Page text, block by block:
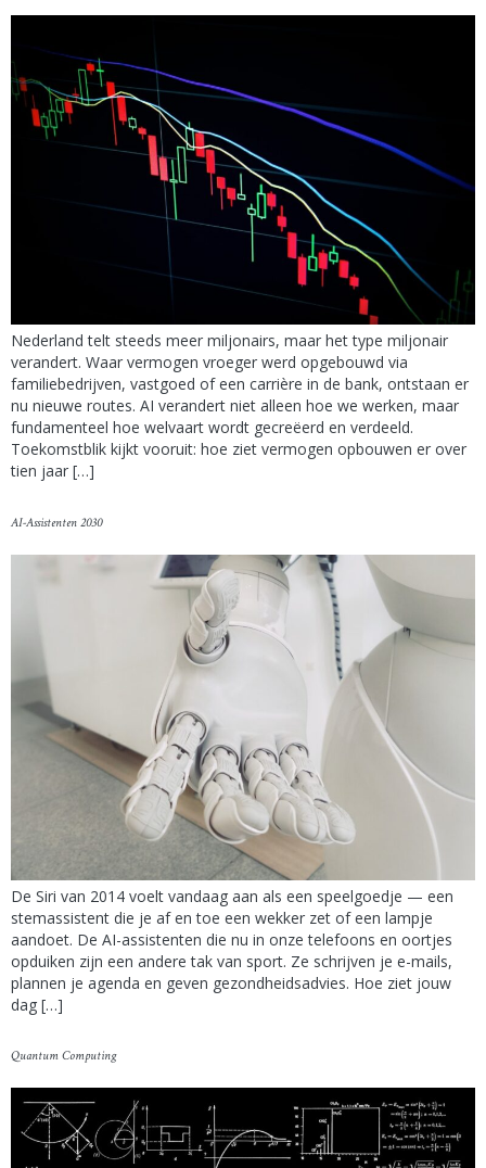
Nederland telt steeds meer miljonairs, maar het type miljonair
verandert. Waar vermogen vroeger werd opgebouwd via
familiebedrijven, vastgoed of een carrière in de bank, ontstaan er
nu nieuwe routes. AI verandert niet alleen hoe we werken, maar
fundamenteel hoe welvaart wordt gecreëerd en verdeeld.
Toekomstblik kijkt vooruit: hoe ziet vermogen opbouwen er over
tien jaar […]
AI-Assistenten 2030
De Siri van 2014 voelt vandaag aan als een speelgoedje — een
stemassistent die je af en toe een wekker zet of een lampje
aandoet. De AI-assistenten die nu in onze telefoons en oortjes
opduiken zijn een andere tak van sport. Ze schrijven je e-mails,
plannen je agenda en geven gezondheidsadvies. Hoe ziet jouw
dag […]
Quantum Computing